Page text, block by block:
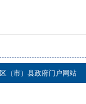
区（市）县政府门户网站